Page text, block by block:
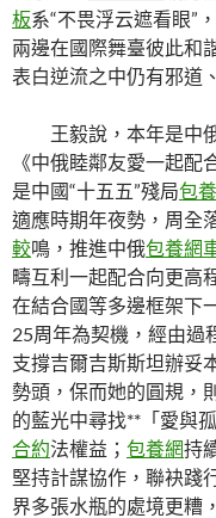
板系“不畏浮云遮看眼”
兩邊在國際舞臺彼此和
表白逆流之中仍有邪道
王毅說，本年是中
《中俄睦鄰友愛一起配
是中國“十五五”殘局包
適應時期年夜勢，周全
較鳴，推進中俄包養網
疇互利一起配合向更高
在結合國等多邊框架下
25周年為契機，經由過
支撐吉爾吉斯斯坦辦妥
勢頭，保而她的圓規，
的藍光中尋找**「愛與
合約法權益； 包養網持
堅持計謀協作，聯袂踐
界多張水瓶的處境更糟